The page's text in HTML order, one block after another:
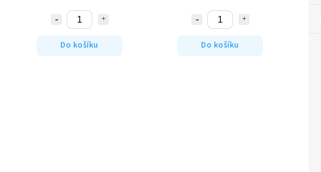
Do košíku Do košíku